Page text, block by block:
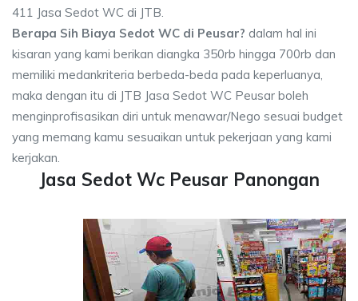
411 Jasa Sedot WC di JTB.
Berapa Sih Biaya Sedot WC di Peusar? dalam hal ini
kisaran yang kami berikan diangka 350rb hingga 700rb dan
memiliki medankriteria berbeda-beda pada keperluanya,
maka dengan itu di JTB Jasa Sedot WC Peusar boleh
menginprofisasikan diri untuk menawar/Nego sesuai budget
yang memang kamu sesuaikan untuk pekerjaan yang kami
kerjakan.
Jasa Sedot Wc Peusar Panongan